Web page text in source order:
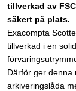
tillverkad av
säkert på plats.
Exacompta
tillverkad i en
Därför ger denna
arkiveringslåda